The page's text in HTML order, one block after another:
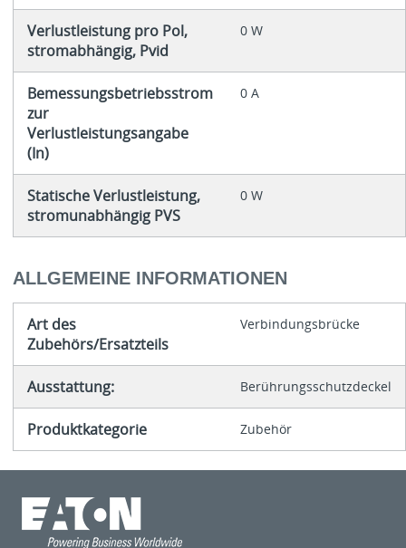
Verlustleistung pro Pol,
stromabhängig, Pvid
0 W
Bemessungsbetriebsstrom
zur
Verlustleistungsangabe
(In)
0 A
Statische Verlustleistung,
stromunabhängig PVS
0 W
ALLGEMEINE INFORMATIONEN
Art des
Zubehörs/Ersatzteils
Verbindungsbrücke
Ausstattung: Berührungsschutzdeckel
Produktkategorie Zubehör